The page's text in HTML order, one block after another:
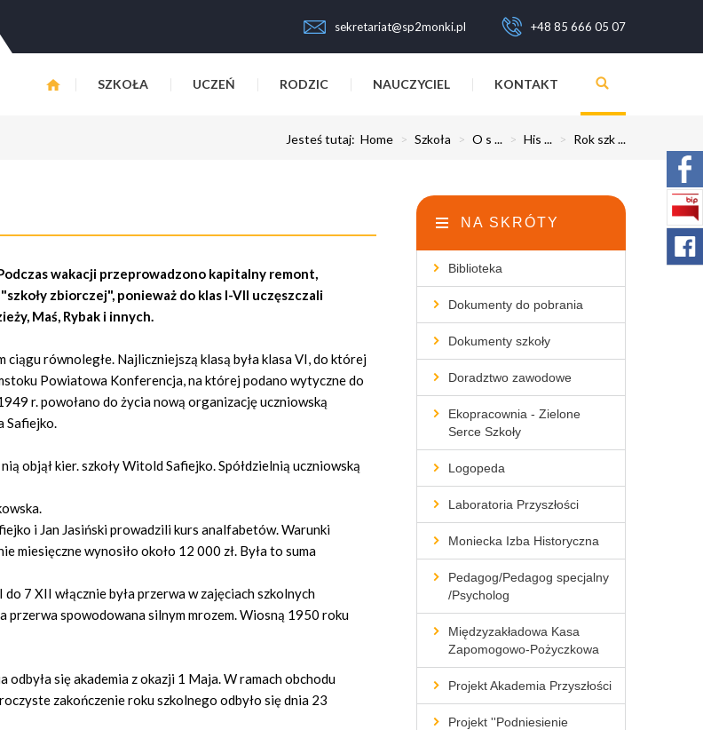
sekretariat@sp2monki.pl +48 85 666 05 07
SZKOŁA UCZEŃ RODZIC NAUCZYCIEL KONTAKT
Jesteś tutaj: Home > Szkoła > O s ... > His ... > Rok szk ...
wakacji przeprowadzono kapitalny remont,
zbiorczej", ponieważ do klas I-VII uczęszczali
Maś, Rybak i innych.
ciągu równoległe. Najliczniejszą klasą była klasa VI, do której
Powiatowa Konferencja, na której podano wytyczne do
r. powołano do życia nową organizację uczniowską
Safiejko.
objął kier. szkoły Witold Safiejko. Spółdzielnią uczniowską
i Jan Jasiński prowadzili kurs analfabetów. Warunki
miesięczne wynosiło około 12 000 zł. Była to suma
7 XII włącznie była przerwa w zajęciach szkolnych
przerwa spowodowana silnym mrozem. Wiosną 1950 roku
się akademia z okazji 1 Maja. W ramach obchodu
zakończenie roku szkolnego odbyło się dnia 23
NA SKRÓTY
Biblioteka
Dokumenty do pobrania
Dokumenty szkoły
Doradztwo zawodowe
Ekopracownia - Zielone
Serce Szkoły
Logopeda
Laboratoria Przyszłości
Moniecka Izba Historyczna
Pedagog/Pedagog specjalny
/Psycholog
Międzyzakładowa Kasa
Zapomogowo-Pożyczkowa
Projekt Akademia Przyszłości
Projekt ''Podniesienie